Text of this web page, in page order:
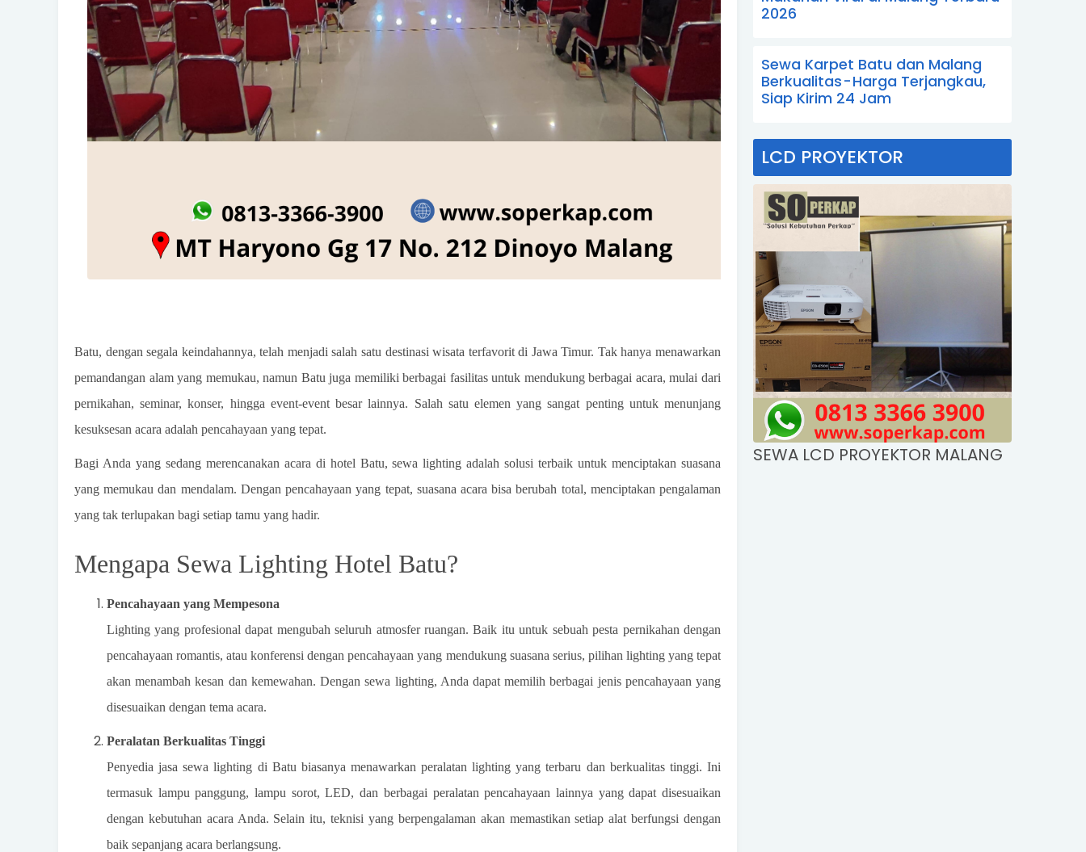
Batu, dengan segala keindahannya, telah menjadi salah satu destinasi wisata terfavorit di Jawa Timur. Tak hanya menawarkan
pemandangan alam yang memukau, namun Batu juga memiliki berbagai fasilitas untuk mendukung berbagai acara, mulai dari
pernikahan, seminar, konser, hingga event-event besar lainnya. Salah satu elemen yang sangat penting untuk menunjang
kesuksesan acara adalah pencahayaan yang tepat.
Bagi Anda yang sedang merencanakan acara di hotel Batu, sewa lighting adalah solusi terbaik untuk menciptakan suasana
yang memukau dan mendalam. Dengan pencahayaan yang tepat, suasana acara bisa berubah total, menciptakan pengalaman
yang tak terlupakan bagi setiap tamu yang hadir.
Mengapa Sewa Lighting Hotel Batu?
Pencahayaan yang Mempesona
Lighting yang profesional dapat mengubah seluruh atmosfer ruangan. Baik itu untuk sebuah pesta pernikahan dengan
pencahayaan romantis, atau konferensi dengan pencahayaan yang mendukung suasana serius, pilihan lighting yang tepat
akan menambah kesan dan kemewahan. Dengan sewa lighting, Anda dapat memilih berbagai jenis pencahayaan yang
disesuaikan dengan tema acara.
Peralatan Berkualitas Tinggi
Penyedia jasa sewa lighting di Batu biasanya menawarkan peralatan lighting yang terbaru dan berkualitas tinggi. Ini
termasuk lampu panggung, lampu sorot, LED, dan berbagai peralatan pencahayaan lainnya yang dapat disesuaikan
dengan kebutuhan acara Anda. Selain itu, teknisi yang berpengalaman akan memastikan setiap alat berfungsi dengan
baik sepanjang acara berlangsung.
2026
Sewa Karpet Batu dan Malang
Berkualitas - Harga Terjangkau,
Siap Kirim 24 Jam
LCD PROYEKTOR
SEWA LCD PROYEKTOR MALANG